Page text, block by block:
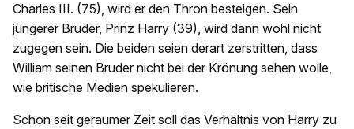
Charles III. (75), wird er den Thron besteigen. Sein
jüngerer Bruder, Prinz Harry (39), wird dann wohl nicht
zugegen sein. Die beiden seien derart zerstritten, dass
William seinen Bruder nicht bei der Krönung sehen wolle,
wie britische Medien spekulieren.
Schon seit geraumer Zeit soll das Verhältnis von Harry zu